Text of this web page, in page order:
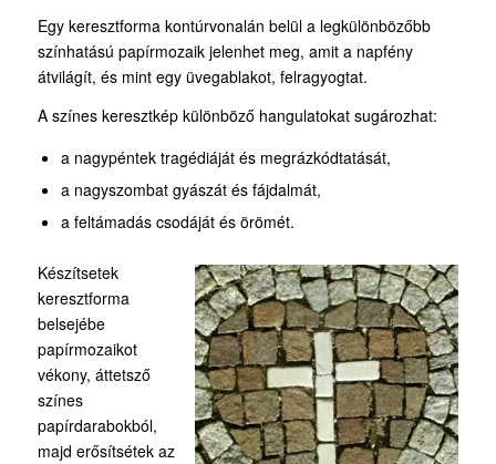
Egy keresztforma kontúrvonalán belül a legkülönbözőbb
színhatású papírmozaik jelenhet meg, amit a napfény
átvilágít, és mint egy üvegablakot, felragyogtat.
A színes keresztkép különböző hangulatokat sugározhat:
a nagypéntek tragédiáját és megrázkódtatását,
a nagyszombat gyászát és fájdalmát,
a feltámadás csodáját és örömét.
Készítsetek
keresztforma
belsejébe
papírmozaikot
vékony, áttetsző
színes
papírdarabokból,
majd erősítsétek az